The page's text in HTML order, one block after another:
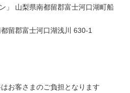
」 山梨県南都留郡富士河口湖町船
留郡富士河口湖浅川 630-1
お客さまのご負担となります